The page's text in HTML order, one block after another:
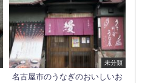
未分類
名古屋市のうなぎのおいしいお